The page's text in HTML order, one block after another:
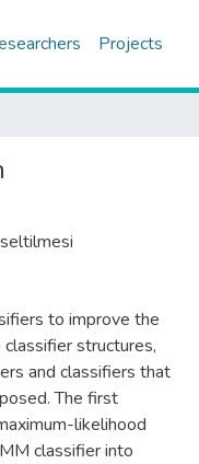
Projects
to improve the
structures,
and classifiers that
The first
likelihood
classifier into